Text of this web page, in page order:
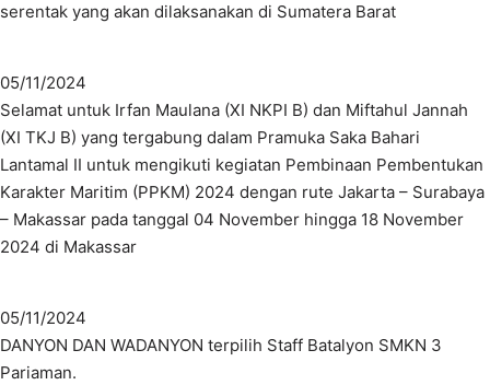
serentak yang akan dilaksanakan di Sumatera Barat
05/11/2024
Selamat untuk Irfan Maulana (XI NKPI B) dan Miftahul Jannah
(XI TKJ B) yang tergabung dalam Pramuka Saka Bahari
Lantamal II untuk mengikuti kegiatan Pembinaan Pembentukan
Karakter Maritim (PPKM) 2024 dengan rute Jakarta – Surabaya
– Makassar pada tanggal 04 November hingga 18 November
2024 di Makassar
05/11/2024
DANYON DAN WADANYON terpilih Staff Batalyon SMKN 3
Pariaman.